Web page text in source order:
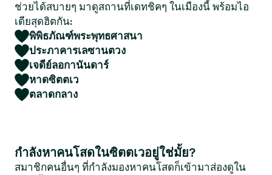
ช่วยได้สบายๆ มาดูสถานที่เดทชิคๆ ในเมืองนี้ พร้อมไอ
เดียสุดฮิตกัน:
พิพิธภัณฑ์พระพุทธศาสนา
ประภาคารเลซานตวง
เจดีย์ลอกานันดาร์
หาดซิตตเว
ตลาดกลาง
กำลังหาคนโสดในซิตตเวอยู่ใช่มั้ย?
สมาชิกคนอื่นๆ ที่กำลังมองหาคนโสดก็เข้ามาส่องดูใน